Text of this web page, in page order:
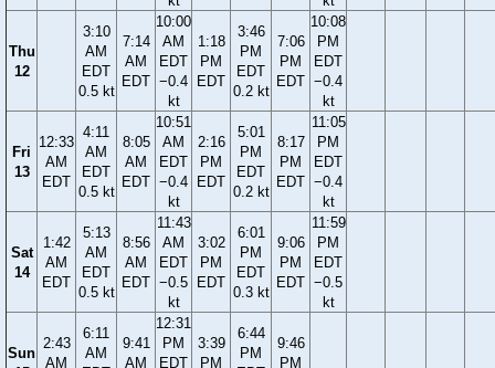
Thu
12
3:10
AM
EDT
0.5 kt
7:14
AM
EDT
10:00
AM
EDT
−0.4
kt
1:18
PM
EDT
3:46
PM
EDT
0.2 kt
7:06
PM
EDT
10:08
PM
EDT
−0.4
kt
Fri
13
12:33
AM
EDT
4:11
AM
EDT
0.5 kt
8:05
AM
EDT
10:51
AM
EDT
−0.4
kt
2:16
PM
EDT
5:01
PM
EDT
0.2 kt
8:17
PM
EDT
11:05
PM
EDT
−0.4
kt
Sat
14
1:42
AM
EDT
5:13
AM
EDT
0.5 kt
8:56
AM
EDT
11:43
AM
EDT
−0.5
kt
3:02
PM
EDT
6:01
PM
EDT
0.3 kt
9:06
PM
EDT
11:59
PM
EDT
−0.5
kt
Sun
2:43
AM
6:11
AM
9:41
AM
12:31
PM
EDT
3:39
PM
6:44
PM
9:46
PM